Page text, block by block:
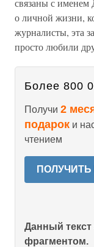
связаны с
о личной жизни,
журналисты, эта
просто любили
Более 800
Получи 2
подарок и
чтением
Данный
фрагментом.